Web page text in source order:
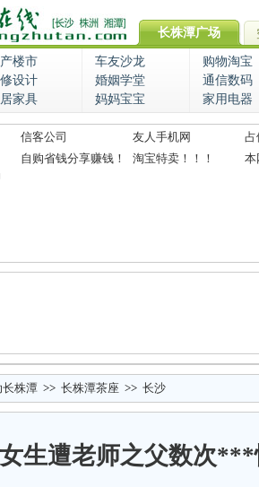
长株潭广场
楼市 车友沙龙
购物淘宝
设计 婚姻学堂
通信数码
家具 妈妈宝宝 家用电器
信客公司 友人手机网
占
自购省钱分享赚钱！
淘宝特卖！！！ 本
长株潭 >> 长株潭茶座 >> 长沙
生遭老师之父数次***